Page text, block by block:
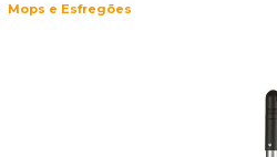
Mops e Esfregões